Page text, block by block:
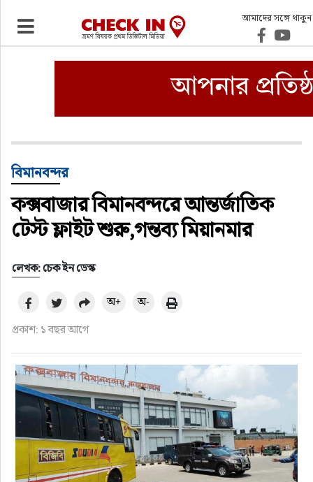
আমাদের সঙ্গে থাকুন
ভ্রমণ
ওটিএ
হোটেল-মোটেল-রিসোর্ট
বিদেশযাত্রা
প্রবাস
ফুড
হজ-ওমরাহ
ভিডিও
আরও
বিমানবন্দর
কক্সবাজার বিমানবন্দরে আন্তর্জাতিক
টেস্ট ফ্লাইট শুরু,গন্তব্য মিয়ানমার
লেখক: চেক ইন ডেস্ক
প্রকাশ: ১ বছর আগে
অ+ অ-